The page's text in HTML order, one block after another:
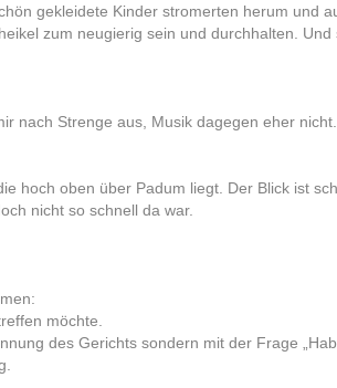
gekleidete Kinder stromerten herum und
zum neugierig sein und durchhalten. Und
nach Strenge aus, Musik dagegen eher
hoch oben über Padum liegt. Der Blick ist
nicht so schnell da war.
möchte.
des Gerichts sondern mit der Frage